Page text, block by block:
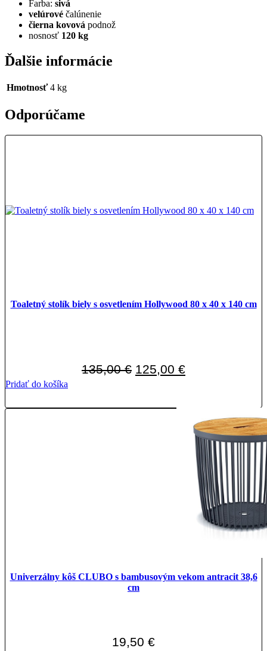
Farba: sivá
velúrové čalúnenie
čierna kovová podnož
nosnosť 120 kg
Ďalšie informácie
Hmotnosť 4 kg
Odporúčame
Toaletný stolík biely s osvetlením Hollywood 80 x 40 x 140 cm
135,00€ Pôvodná
cena
135,00 €.
125,00 €Aktuálna
cena
Pridať do košíka
Univerzálny kôš CLUBO s bambusovým vekom antracit 38,6
cm
19,50 €